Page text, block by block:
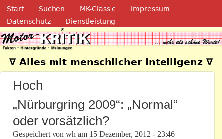
Direkt zum Inhalt
Navigation
Start Suchen MK-Classic
Impressum
Datenschutz
Dienstleistung
Motor-Kritik.de
∇ Alles mit menschlicher Intelligenz ∇
Hoch
„Nürburgring 2009“: „Normal“
oder vorsätzlich?
Gespeichert von wh am 15 Dezember, 2012 - 23:46